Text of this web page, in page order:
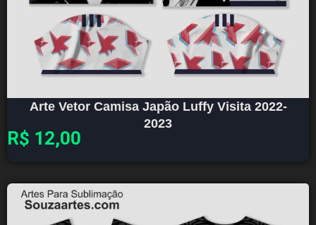
Arte Vetor Camisa Japão Luffy Visita 2022-
2023
R$ 12,00